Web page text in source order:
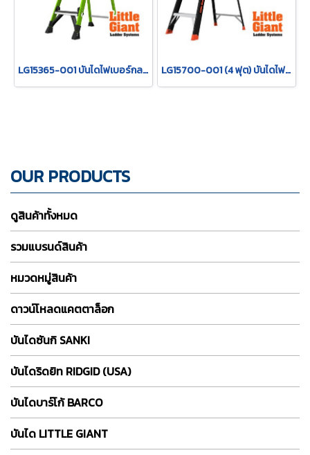
LG15365-001 บันไดไฟเบอร์กลาส MIGHTYLITE 3 ขั้น 5' LITTLE GIANT LG15700-001 (4 ฟุต) บันไดไฟเบอร์กลาส MicroBurst 4 ฟุต รุ่น 15700-001 "LITTLE GIANT"
OUR PRODUCTS
ดูสินค้าทั้งหมด
รวมแบรนด์สินค้า
หมวดหมู่สินค้า
ดาวน์โหลดแคตตาล็อก
บันไดซันกิ SANKI
บันไดริดยิท RIDGID (USA)
บันไดบาร์โก้ BARCO
บันได LITTLE GIANT